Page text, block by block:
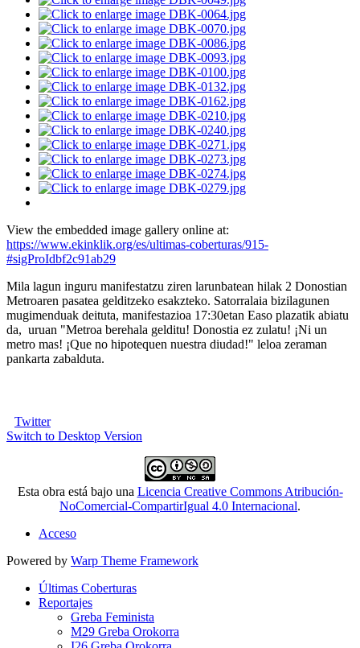
View the embedded image gallery online at:
https://www.ekinklik.org/es/ultimas-coberturas/915-
#sigProIdbf2c91ab29
Mila lagun inguru manifestatzu ziren larunbatean hilak 2 Donostian
Metroaren pasatea gelditzeko esakzteko. Satorralaia bizilagunen
mugimenduak deituta, manifestazioa 17:30etan Easo plazatik abiatu
da, uruan "Metroa berehala gelditu! Donostia ez zulatu! ¡Ni un
metro mas! ¡Que no hipotequen nuestra diudad!" leloa zeraman
pankarta zabalduta.
Twitter
Switch to Desktop Version
Esta obra está bajo una Licencia Creative Commons Atribución-
NoComercial-CompartirIgual 4.0 Internacional.
Acceso
Powered by Warp Theme Framework
Últimas Coberturas
Reportajes
Greba Feminista
M29 Greba Orokorra